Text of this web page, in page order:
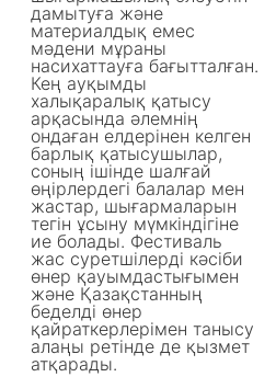
дамытуға және
материалдық емес
мәдени мұраны
насихаттауға бағытталған.
Кең ауқымды
халықаралық қатысу
арқасында әлемнің
ондаған елдерінен келген
барлық қатысушылар,
соның ішінде шалғай
өңірлердегі балалар мен
жастар, шығармаларын
тегін ұсыну мүмкіндігіне
ие болады. Фестиваль
жас суретшілерді кәсіби
өнер қауымдастығымен
және Қазақстанның
беделді өнер
қайраткерлерімен танысу
алаңы ретінде де қызмет
атқарады.